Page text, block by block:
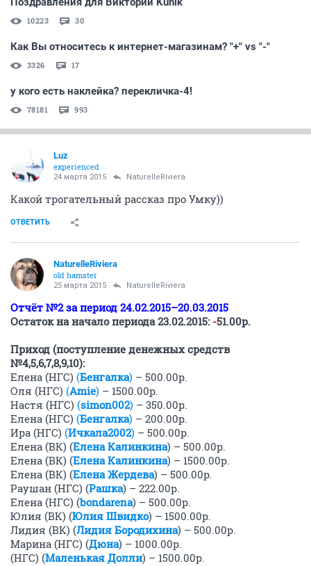
10223 30
Как Вы относитесь к интернет-магазинам? "+" vs "-"
3326 17
у кого есть наклейка? перекличка-4!
78181 993
Luz
experienced
24 марта 2015 NaturelleRiviera
Какой трогательный рассказ про Умку))
ОТВЕТИТЬ
NaturelleRiviera
old hamster
25 марта 2015 NaturelleRiviera
Отчёт №2 за период 24.02.2015–20.03.2015
Остаток на начало периода 23.02.2015: -51.00р.
Приход (поступление денежных средств
№4,5,6,7,8,9,10):
Елена (НГС) (Бенгалка) – 500.00р.
Оля (НГС) (Amie) – 1500.00р.
Настя (НГС) (simon002) – 350.00р.
Елена (НГС) (Бенгалка) – 200.00р.
Ира (НГС) (Ичкала2002) – 500.00р.
Елена (ВК) (Елена Калинкина) – 500.00р.
Елена (ВК) (Елена Калинкина) – 1500.00р.
Елена (ВК) (Елена Жердева) – 500.00р.
Раушан (НГС) (Рашка) – 222.00р.
Елена (НГС) (bondarena) – 500.00р.
Юлия (ВК) (Юлия Швидко) – 1500.00р.
Лидия (ВК) (Лидия Бородихина) – 500.00р.
Марина (НГС) (Дюна) – 1000.00р.
(НГС) (Маленькая Долли) – 1500.00р.